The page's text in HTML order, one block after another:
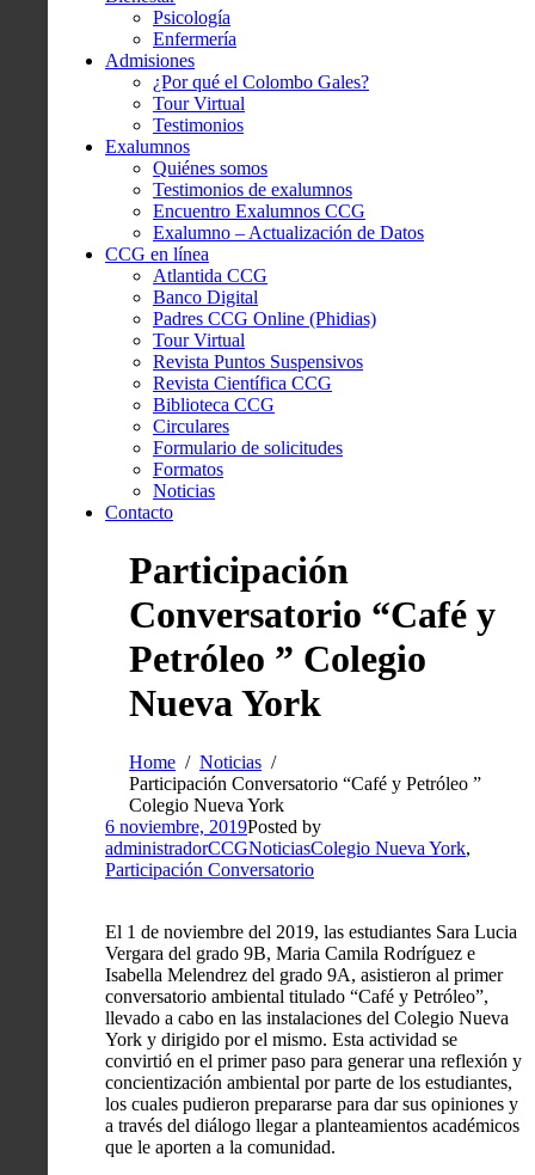
Psicología
Enfermería
Admisiones
¿Por qué el Colombo Gales?
Tour Virtual
Testimonios
Exalumnos
Quiénes somos
Testimonios de exalumnos
Encuentro Exalumnos CCG
Exalumno – Actualización de Datos
CCG en línea
Atlantida CCG
Banco Digital
Padres CCG Online (Phidias)
Tour Virtual
Revista Puntos Suspensivos
Revista Científica CCG
Biblioteca CCG
Circulares
Formulario de solicitudes
Formatos
Noticias
Contacto
Participación
Conversatorio “Café y
Petróleo ” Colegio
Nueva York
Home
Noticias
Participación Conversatorio “Café y Petróleo ”
Colegio Nueva York
6 noviembre, 2019Posted by
administradorCCGNoticiasColegio Nueva York,
Participación Conversatorio
El 1 de noviembre del 2019, las estudiantes Sara Lucia
Vergara del grado 9B, Maria Camila Rodríguez e
Isabella Melendrez del grado 9A, asistieron al primer
conversatorio ambiental titulado “Café y Petróleo”,
llevado a cabo en las instalaciones del Colegio Nueva
York y dirigido por el mismo. Esta actividad se
convirtió en el primer paso para generar una reflexión y
concientización ambiental por parte de los estudiantes,
los cuales pudieron prepararse para dar sus opiniones y
a través del diálogo llegar a planteamientos académicos
que le aporten a la comunidad.